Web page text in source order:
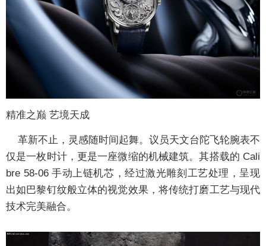
精准之巅 艺境天成
革新不止，灵感随时间起舞。议员天文台陀飞轮腕表不
仅是一枚时计，更是一座微缩的机械建筑。其搭载的 Cali
bre 58-06 手动上链机芯，经过激光雕刻工艺处理，呈现
出如巴黎钉纹般立体的视觉效果，将传统打磨工艺与现代
技术完美融合。